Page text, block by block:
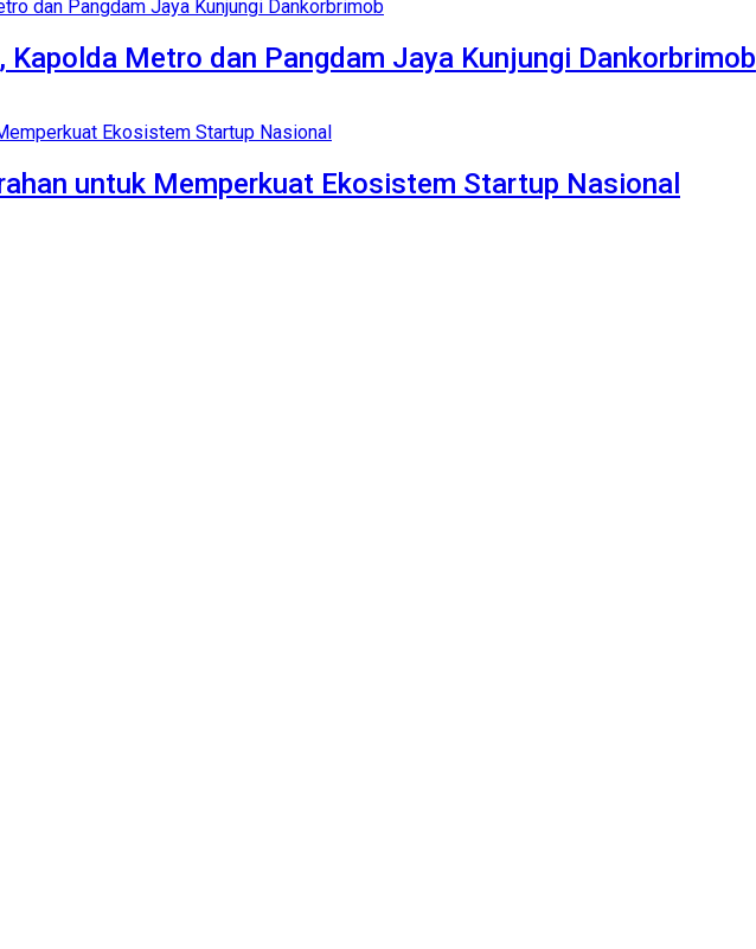
Metro dan Pangdam Jaya Kunjungi Dankorbrimob
untuk Memperkuat Ekosistem Startup Nasional